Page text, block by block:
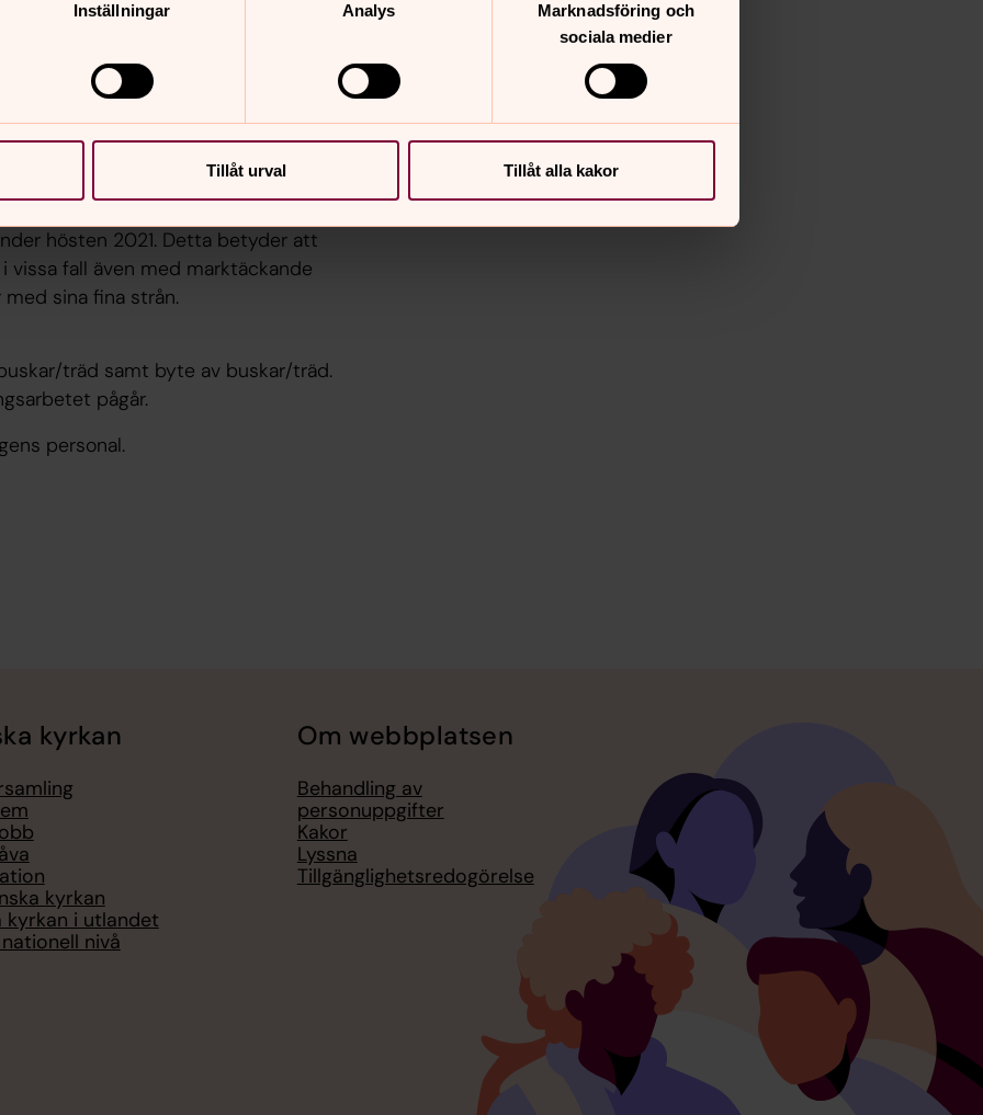
Inställningar Analys
Marknadsföring och
sociala medier
Tillåt urval Tillåt alla kakor
skötsel har varit tongivande.
genomföra åtgärder enligt
Detta med reservation om hur
lite slumpartat för att skapa
hösten 2021. Detta betyder att
vissa fall även med marktäckande
sina fina strån.
träd samt byte av buskar/träd.
pågår.
personal.
kyrkan
kyrkan
kyrkan i utlandet
nivå
Om webbplatsen
Behandling av
personuppgifter
Kakor
Lyssna
Tillgänglighetsredogörelse